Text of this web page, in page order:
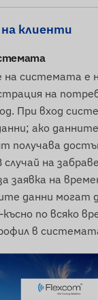
от
клиенти
на системата е
на
При вход
ако
получава
на
заявка на
данни могат
по всяко
в